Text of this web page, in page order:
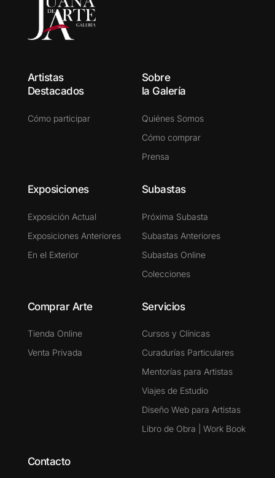
Artistas
Destacados
Cómo participar
Sobre
la Galería
Quiénes Somos
Cómo comprar
Prensa
Exposiciones
Exposición Actual
Exposiciones Anteriores
En el Exterior
Subastas
Próxima Subasta
Subastas Anteriores
Subastas Online
Colecciones
Comprar Arte
Tienda Online
Venta Privada
Servicios
Cursos y Clínicas
Curadurías Particulares
Mentorías para Artistas
Viajes de Estudio
Diseño Web para Artistas
Libro de Obra | Work Book
Contacto